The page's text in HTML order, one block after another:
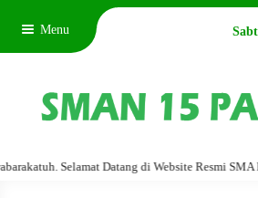
Menu
Selamat Datang di Website Resmi SMA